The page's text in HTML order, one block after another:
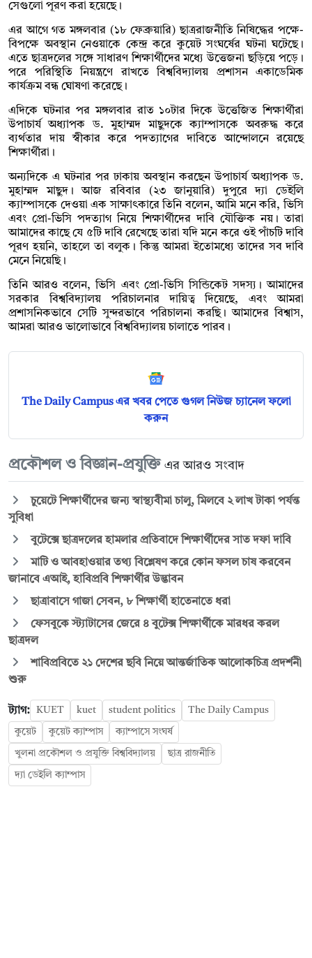
সেগুলো পূরণ করা হয়েছে।
এর আগে গত মঙ্গলবার (১৮ ফেব্রুয়ারি) ছাত্ররাজনীতি নিষিদ্ধের পক্ষে-
বিপক্ষে অবস্থান নেওয়াকে কেন্দ্র করে কুয়েট সংঘর্ষের ঘটনা ঘটেছে।
এতে ছাত্রদলের সঙ্গে সাধারণ শিক্ষার্থীদের মধ্যে উত্তেজনা ছড়িয়ে পড়ে।
পরে পরিস্থিতি নিয়ন্ত্রণে রাখতে বিশ্ববিদ্যালয় প্রশাসন একাডেমিক
কার্যক্রম বন্ধ ঘোষণা করেছে।
এদিকে ঘটনার পর মঙ্গলবার রাত ১০টার দিকে উত্তেজিত শিক্ষার্থীরা
উপাচার্য অধ্যাপক ড. মুহাম্মদ মাছুদকে ক্যাম্পাসকে অবরুদ্ধ করে
ব্যর্থতার দায় স্বীকার করে পদত্যাগের দাবিতে আন্দোলনে রয়েছে
শিক্ষার্থীরা।
অন্যদিকে এ ঘটনার পর ঢাকায় অবস্থান করছেন উপাচার্য অধ্যাপক ড.
মুহাম্মদ মাছুদ। আজ রবিবার (২৩ জানুয়ারি) দুপুরে দ্যা ডেইলি
ক্যাম্পাসকে দেওয়া এক সাক্ষাৎকারে তিনি বলেন, আমি মনে করি, ভিসি
এবং প্রো-ভিসি পদত্যাগ নিয়ে শিক্ষার্থীদের দাবি যৌক্তিক নয়। তারা
আমাদের কাছে যে ৫টি দাবি রেখেছে তারা যদি মনে করে ওই পাঁচটি দাবি
পূরণ হয়নি, তাহলে তা বলুক। কিন্তু আমরা ইতোমধ্যে তাদের সব দাবি
মেনে নিয়েছি।
তিনি আরও বলেন, ভিসি এবং প্রো-ভিসি সিন্ডিকেট সদস্য। আমাদের
সরকার বিশ্ববিদ্যালয় পরিচালনার দায়িত্ব দিয়েছে, এবং আমরা
প্রশাসনিকভাবে সেটি সুন্দরভাবে পরিচালনা করছি। আমাদের বিশ্বাস,
আমরা আরও ভালোভাবে বিশ্ববিদ্যালয় চালাতে পারব।
The Daily Campus এর খবর পেতে গুগল নিউজ চ্যানেল ফলো
করুন
প্রকৌশল ও বিজ্ঞান-প্রযুক্তি এর আরও সংবাদ
চুয়েটে শিক্ষার্থীদের জন্য স্বাস্থ্যবীমা চালু, মিলবে ২ লাখ টাকা পর্যন্ত
সুবিধা
বুটেক্সে ছাত্রদলের হামলার প্রতিবাদে শিক্ষার্থীদের সাত দফা দাবি
মাটি ও আবহাওয়ার তথ্য বিশ্লেষণ করে কোন ফসল চাষ করবেন
জানাবে এআই, হাবিপ্রবি শিক্ষার্থীর উদ্ভাবন
ছাত্রাবাসে গাজা সেবন, ৮ শিক্ষার্থী হাতেনাতে ধরা
ফেসবুকে স্ট্যাটাসের জেরে ৪ বুটেক্স শিক্ষার্থীকে মারধর করল
ছাত্রদল
শাবিপ্রবিতে ২১ দেশের ছবি নিয়ে আন্তর্জাতিক আলোকচিত্র প্রদর্শনী
শুরু
ট্যাগ: KUET kuet student politics The Daily Campus
কুয়েট কুয়েট ক্যাম্পাস ক্যাম্পাসে সংঘর্ষ
খুলনা প্রকৌশল ও প্রযুক্তি বিশ্ববিদ্যালয় ছাত্র রাজনীতি
দ্যা ডেইলি ক্যাম্পাস